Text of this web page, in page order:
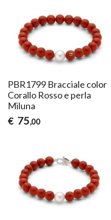
PBR1799 Bracciale color
Corallo Rosso e perla
Miluna
€ 75,00